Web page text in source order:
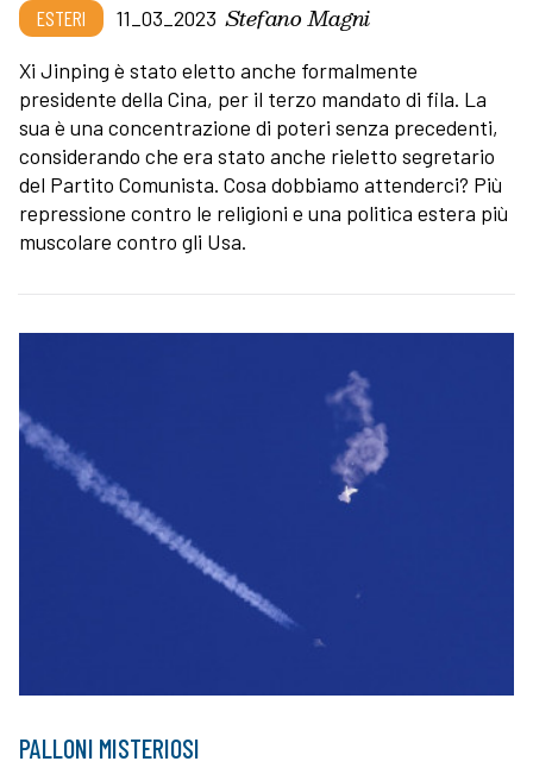
ESTERI 11_03_2023 Stefano Magni
Xi Jinping è stato eletto anche formalmente
presidente della Cina, per il terzo mandato di fila. La
sua è una concentrazione di poteri senza precedenti,
considerando che era stato anche rieletto segretario
del Partito Comunista. Cosa dobbiamo attenderci? Più
repressione contro le religioni e una politica estera più
muscolare contro gli Usa.
PALLONI MISTERIOSI